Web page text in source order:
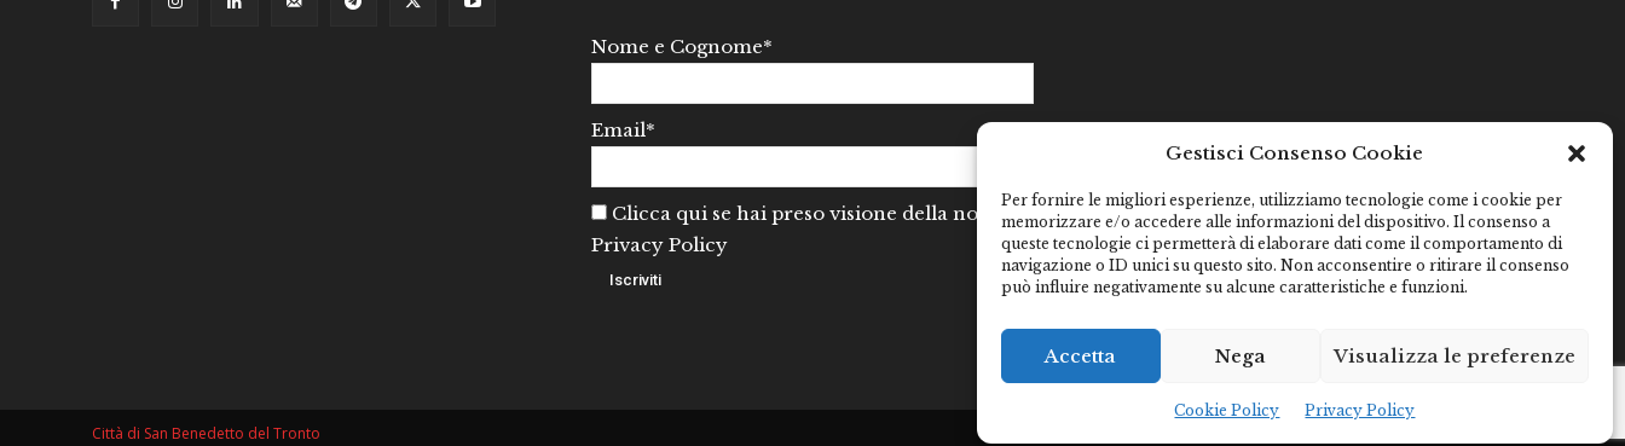
Gestisci Consenso Cookie
Per fornire le migliori esperienze, utilizziamo tecnologie come i cookie per
memorizzare e/o accedere alle informazioni del dispositivo. Il consenso a
queste tecnologie ci permetterà di elaborare dati come il comportamento di
navigazione o ID unici su questo sito. Non acconsentire o ritirare il consenso
può influire negativamente su alcune caratteristiche e funzioni.
Accetta Nega Visualizza le preferenze
Cookie Policy Privacy Policy
Nome e Cognome*
Email*
Clicca qui se hai preso visione della nostra
Privacy Policy
Città di San Benedetto del Tronto